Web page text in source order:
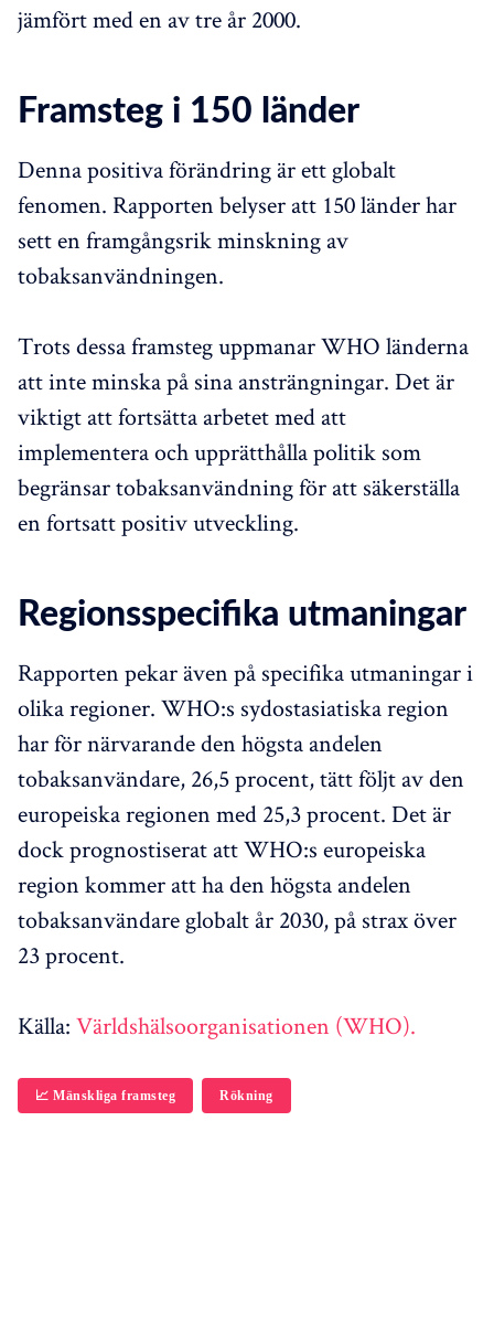
jämfört med en av tre år 2000.
Framsteg i 150 länder
Denna positiva förändring är ett globalt
fenomen. Rapporten belyser att 150 länder har
sett en framgångsrik minskning av
tobaksanvändningen.
Trots dessa framsteg uppmanar WHO länderna
att inte minska på sina ansträngningar. Det är
viktigt att fortsätta arbetet med att
implementera och upprätthålla politik som
begränsar tobaksanvändning för att säkerställa
en fortsatt positiv utveckling.
Regionsspecifika utmaningar
Rapporten pekar även på specifika utmaningar i
olika regioner. WHO:s sydostasiatiska region
har för närvarande den högsta andelen
tobaksanvändare, 26,5 procent, tätt följt av den
europeiska regionen med 25,3 procent. Det är
dock prognostiserat att WHO:s europeiska
region kommer att ha den högsta andelen
tobaksanvändare globalt år 2030, på strax över
23 procent.
Källa: Världshälsoorganisationen (WHO).
📈 Mänskliga framsteg Rökning